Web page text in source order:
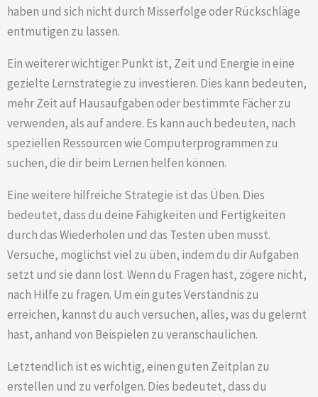
haben und sich nicht durch Misserfolge oder Rückschläge
entmutigen zu lassen.
Ein weiterer wichtiger Punkt ist, Zeit und Energie in eine
gezielte Lernstrategie zu investieren. Dies kann bedeuten,
mehr Zeit auf Hausaufgaben oder bestimmte Fächer zu
verwenden, als auf andere. Es kann auch bedeuten, nach
speziellen Ressourcen wie Computerprogrammen zu
suchen, die dir beim Lernen helfen können.
Eine weitere hilfreiche Strategie ist das Üben. Dies
bedeutet, dass du deine Fähigkeiten und Fertigkeiten
durch das Wiederholen und das Testen üben musst.
Versuche, möglichst viel zu üben, indem du dir Aufgaben
setzt und sie dann löst. Wenn du Fragen hast, zögere nicht,
nach Hilfe zu fragen. Um ein gutes Verständnis zu
erreichen, kannst du auch versuchen, alles, was du gelernt
hast, anhand von Beispielen zu veranschaulichen.
Letztendlich ist es wichtig, einen guten Zeitplan zu
erstellen und zu verfolgen. Dies bedeutet, dass du